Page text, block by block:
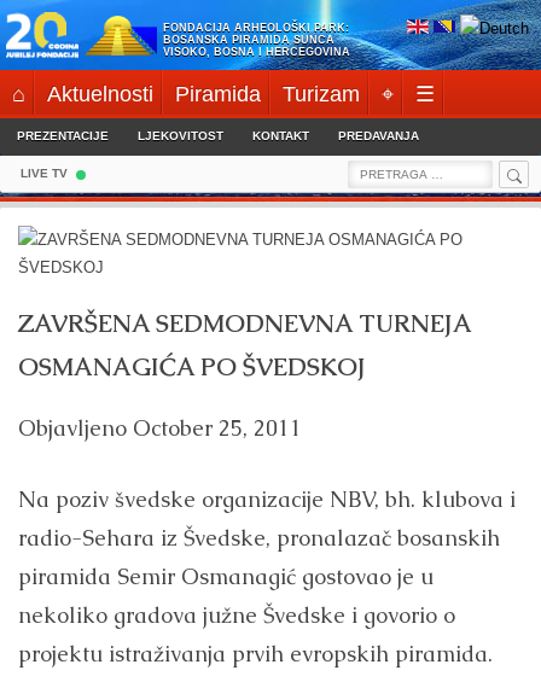
Skip
to
content
FONDACIJA ARHEOLOŠKI PARK:
BOSANSKA PIRAMIDA SUNCA
VISOKO, BOSNA I HERCEGOVINA
⌂ Aktuelnosti Piramida Turizam ⌖ ☰
PREZENTACIJE LJEKOVITOST KONTAKT PREDAVANJA
LIVE TV
Search
for:
ZAVRŠENA SEDMODNEVNA TURNEJA
OSMANAGIĆA PO ŠVEDSKOJ
Objavljeno October 25, 2011
Na poziv švedske organizacije NBV, bh. klubova i
radio-Sehara iz Švedske, pronalazač bosanskih
piramida Semir Osmanagić gostovao je u
nekoliko gradova južne Švedske i govorio o
projektu istraživanja prvih evropskih piramida.